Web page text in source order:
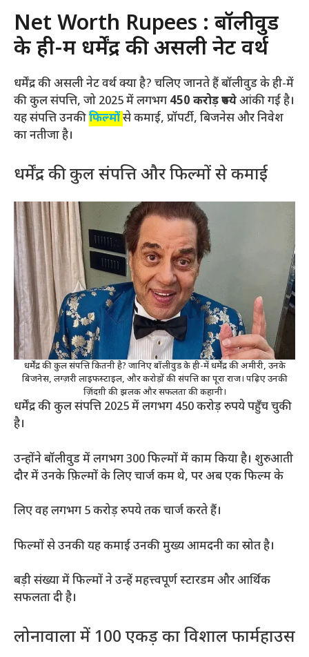
Net Worth Rupees : बॉलीवुड
के ही-में धर्मेंद्र की असली नेट वर्थ
धर्मेंद्र की असली नेट वर्थ क्या है? चलिए जानते हैं बॉलीवुड के ही-में
की कुल संपत्ति, जो 2025 में लगभग 450 करोड़ रुपयेआंकी गई है।
यह संपत्ति उनकीफिल्मोंसे कमाई, प्रॉपर्टी, बिजनेस और निवेश
का नतीजा है।
धर्मेंद्र की कुल संपत्ति और फिल्मों से कमाई
धर्मेंद्र की कुल संपत्ति कितनी है? जानिए बॉलीवुड के ही-में धर्मेंद्र की अमीरी, उनके
बिजनेस, लग्ज़री लाइफस्टाइल, और करोड़ों की संपत्ति का पूरा राज। पढ़िए उनकी
ज़िंदग़ी की झलक और सफलता की कहानी।
धर्मेंद्र की कुल संपत्ति 2025 में लगभग 450 करोड़ रुपये पहुँच चुकी
है।
उन्होंने बॉलीवुड में लगभग 300 फिल्मों में काम किया है। शुरुआती
दौर में उनके फ़िल्मों के लिए चार्ज कम थे, पर अब एक फिल्म के
लिए वह लगभग 5 करोड़ रुपये तक चार्ज करते हैं।
फिल्मों से उनकी यह कमाई उनकी मुख्य आमदनी का स्रोत है।
बड़ी संख्या में फिल्मों ने उन्हें महत्त्वपूर्ण स्टारडम और आर्थिक
सफलता दी है।
लोनावाला में 100 एकड़ का विशाल फार्महाउस